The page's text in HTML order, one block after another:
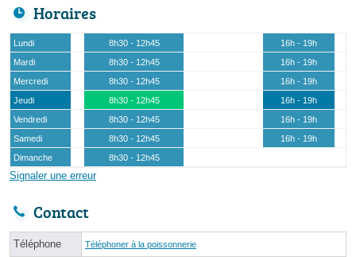
Horaires
Lundi 8h30 - 12h45
16h - 19h
Mardi
8h30 - 12h45
16h - 19h
Mercredi
8h30 - 12h45
16h - 19h
Jeudi
8h30 - 12h45
16h - 19h
Vendredi
8h30 - 12h45
16h - 19h
Samedi
8h30 - 12h45
16h - 19h
Dimanche
8h30 - 12h45
Signaler une erreur
Contact
Téléphone Téléphoner à la poissonnerie